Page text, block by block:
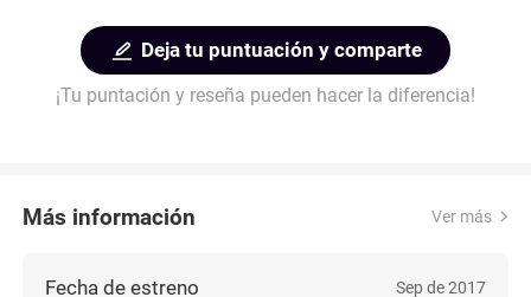
Deja tu puntuación y comparte
¡Tu puntación y reseña pueden hacer la diferencia!
Más información Ver más
Fecha de estreno Sep de 2017